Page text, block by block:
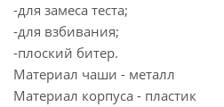
-для замеса теста;
-для взбивания;
-плоский битер.
Материал чаши - металл
Материал корпуса - пластик